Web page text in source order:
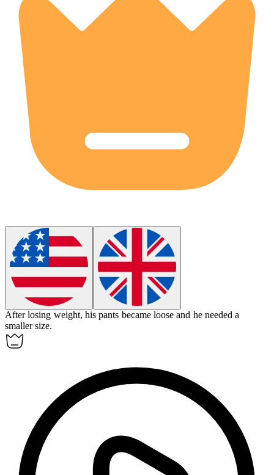
After losing weight, his pants became loose and he needed a
smaller size.